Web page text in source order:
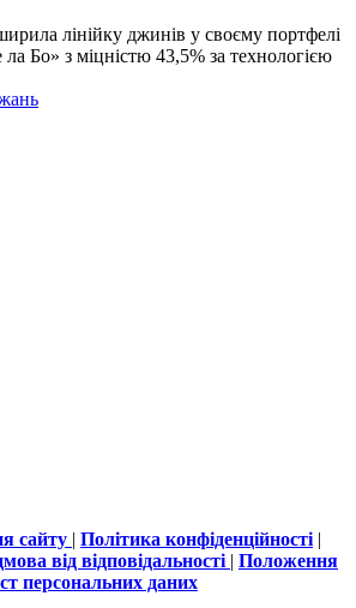
лінійку джинів у своєму портфелі
Бо» з міцністю 43,5% за технологією
сайту | Політика конфіденційності |
від відповідальності | Положення
персональних даних